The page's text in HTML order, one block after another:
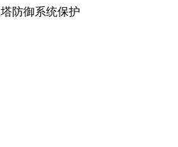
防御系统保护